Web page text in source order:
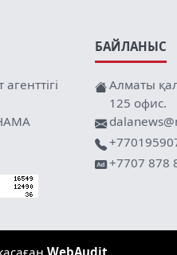
БАЙЛАНЫС
Алматы
125 офис.
+7707 878
WebAudit